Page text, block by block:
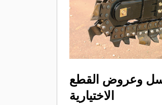
وعروض القطع
الاختيارية